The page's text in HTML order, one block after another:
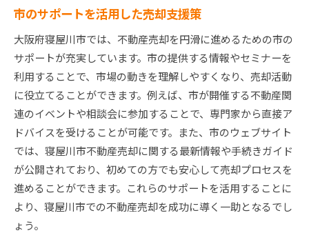
市のサポートを活用した売却支援策
大阪府寝屋川市では、不動産売却を円滑に進めるための市の
サポートが充実しています。市の提供する情報やセミナーを
利用することで、市場の動きを理解しやすくなり、売却活動
に役立てることができます。例えば、市が開催する不動産関
連のイベントや相談会に参加することで、専門家から直接ア
ドバイスを受けることが可能です。また、市のウェブサイト
では、寝屋川市不動産売却に関する最新情報や手続きガイド
が公開されており、初めての方でも安心して売却プロセスを
進めることができます。これらのサポートを活用することに
より、寝屋川市での不動産売却を成功に導く一助となるでし
ょう。